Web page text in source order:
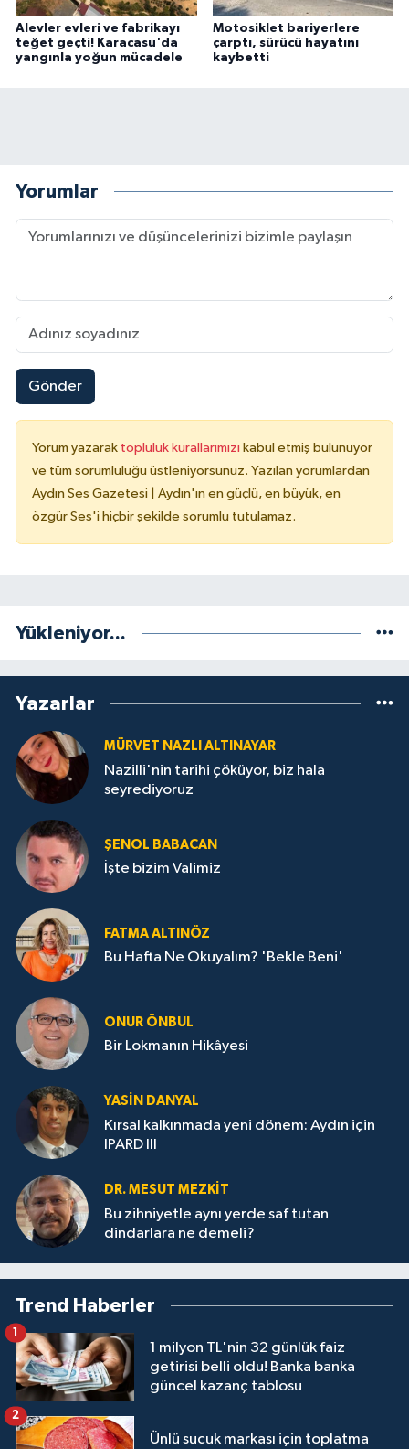
Alevler evleri ve fabrikayı
teğet geçti! Karacasu'da
yangınla yoğun mücadele
Motosiklet bariyerlere
çarptı, sürücü hayatını
kaybetti
Yorumlar
Gönder
Yorum yazarak topluluk kurallarımızı kabul etmiş bulunuyor
ve tüm sorumluluğu üstleniyorsunuz. Yazılan yorumlardan
Aydın Ses Gazetesi | Aydın'ın en güçlü, en büyük, en
özgür Ses'i hiçbir şekilde sorumlu tutulamaz.
Yükleniyor...
Yazarlar
MÜRVET NAZLI ALTINAYAR
Nazilli'nin tarihi çöküyor, biz hala
seyrediyoruz
ŞENOL BABACAN
İşte bizim Valimiz
FATMA ALTINÖZ
Bu Hafta Ne Okuyalım? 'Bekle Beni'
ONUR ÖNBUL
Bir Lokmanın Hikâyesi
YASIN DANYAL
Kırsal kalkınmada yeni dönem: Aydın için
IPARD III
DR. MESUT MEZKIT
Bu zihniyetle aynı yerde saf tutan
dindarlara ne demeli?
Trend Haberler
1 milyon TL'nin 32 günlük faiz
getirisi belli oldu! Banka banka
güncel kazanç tablosu
1
Ünlü sucuk markası için toplatma
2